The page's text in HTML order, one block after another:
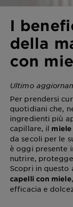
I
della
con
Ultimo
Per prendersi
quotidiani che,
ingredienti più
capillare, il miele
da secoli per le
è oggi presente
nutrire,
Scopri in
capelli con miele
efficacia e